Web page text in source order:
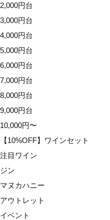
2,000円台
3,000円台
4,000円台
5,000円台
6,000円台
7,000円台
8,000円台
9,000円台
10,000円〜
【10%OFF】ワインセット
注目ワイン
ジン
マヌカハニー
アウトレット
イベント